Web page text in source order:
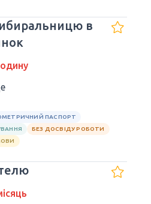
в
ПАСПОРТ
БЕЗ ДОСВІДУ РОБОТИ